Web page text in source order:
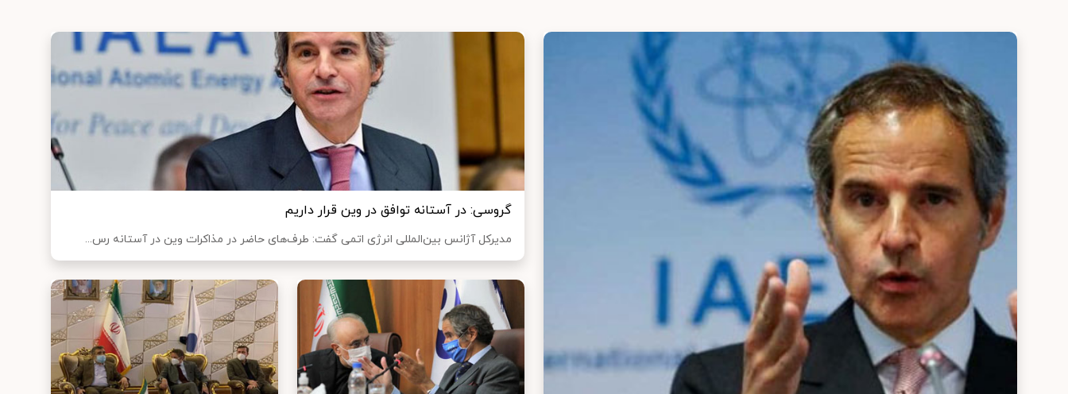
گروسی: در آستانه توافق در وین قرار داریم
مدیرکل آژانس بین‌المللی انرژی اتمی گفت: طرف‌های حاضر در مذاکرات وین در آستانه رس...